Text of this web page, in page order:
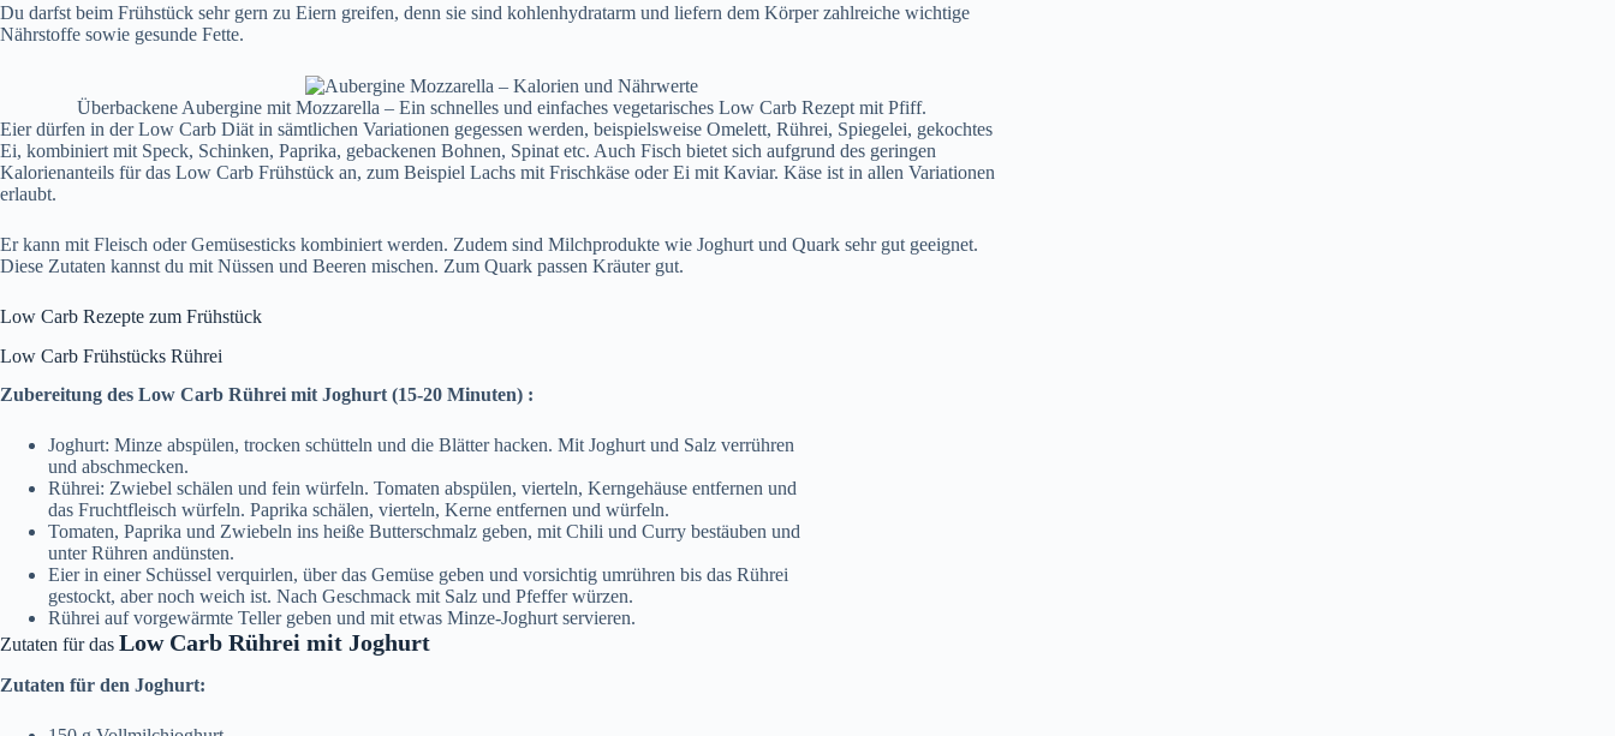
Du darfst beim Frühstück sehr gern zu Eiern greifen, denn sie sind kohlenhydratarm und liefern dem Körper zahlreiche wichtige
Nährstoffe sowie gesunde Fette.
Überbackene Aubergine mit Mozzarella – Ein schnelles und einfaches vegetarisches Low Carb Rezept mit Pfiff.
Eier dürfen in der Low Carb Diät in sämtlichen Variationen gegessen werden, beispielsweise Omelett, Rührei, Spiegelei, gekochtes
Ei, kombiniert mit Speck, Schinken, Paprika, gebackenen Bohnen, Spinat etc. Auch Fisch bietet sich aufgrund des geringen
Kalorienanteils für das Low Carb Frühstück an, zum Beispiel Lachs mit Frischkäse oder Ei mit Kaviar. Käse ist in allen Variationen
erlaubt.
Er kann mit Fleisch oder Gemüsesticks kombiniert werden. Zudem sind Milchprodukte wie Joghurt und Quark sehr gut geeignet.
Diese Zutaten kannst du mit Nüssen und Beeren mischen. Zum Quark passen Kräuter gut.
Low Carb Rezepte zum Frühstück
Low Carb Frühstücks Rührei
Zubereitung des Low Carb Rührei mit Joghurt (15-20 Minuten) :
Joghurt: Minze abspülen, trocken schütteln und die Blätter hacken. Mit Joghurt und Salz verrühren
und abschmecken.
Rührei: Zwiebel schälen und fein würfeln. Tomaten abspülen, vierteln, Kerngehäuse entfernen und
das Fruchtfleisch würfeln. Paprika schälen, vierteln, Kerne entfernen und würfeln.
Tomaten, Paprika und Zwiebeln ins heiße Butterschmalz geben, mit Chili und Curry bestäuben und
unter Rühren andünsten.
Eier in einer Schüssel verquirlen, über das Gemüse geben und vorsichtig umrühren bis das Rührei
gestockt, aber noch weich ist. Nach Geschmack mit Salz und Pfeffer würzen.
Rührei auf vorgewärmte Teller geben und mit etwas Minze-Joghurt servieren.
Zutaten für das Low Carb Rührei mit Joghurt
Zutaten für den Joghurt: